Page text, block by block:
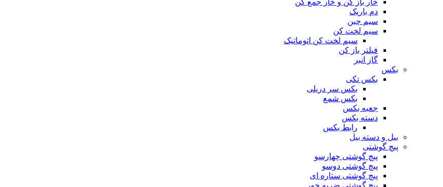
دم باریک
سیم چین
سیم لخت کن
سیم لخت کن اتوماتیک
فیلتر باز کن
گاز انبر
بکس
بکس تکی
بکس سر دریلی
بکس شمع
جعبه بکس
دسته بکس
رابط بکس
بیل و دسته بیل
پیچ گوشتی
پیچ گوشتی چهارسو
پیچ گوشتی دوسو
پیچ گوشتی ستاره‌ ای
پیچ گوشتی ضربه خور